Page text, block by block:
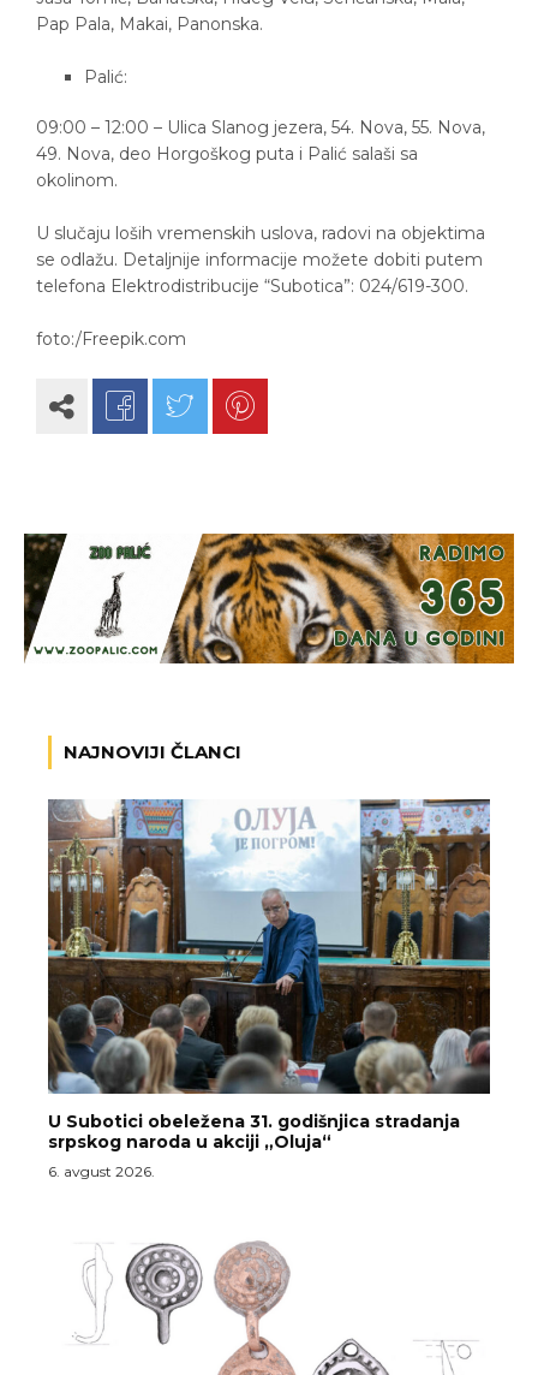
Pap Pala, Makai, Panonska.
Palić:
09:00 – 12:00 – Ulica Slanog jezera, 54. Nova, 55. Nova,
49. Nova, deo Horgoškog puta i Palić salaši sa
okolinom.
U slučaju loših vremenskih uslova, radovi na objektima
se odlažu. Detaljnije informacije možete dobiti putem
telefona Elektrodistribucije “Subotica”: 024/619-300.
foto:/Freepik.com
NAJNOVIJI ČLANCI
U Subotici obeležena 31. godišnjica stradanja
srpskog naroda u akciji „Oluja“
6. avgust 2026.